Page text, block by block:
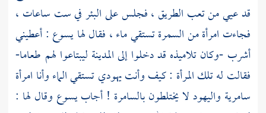
قد عيي من تعب الطريق ، فجلس على البئر في ست ساعات ،
فجاءت امرأة من السمرة تستقي ماء ، فقال لهايسوع : أعطيني
أشرب -وكان تلاميذه قد دخلوا إلى المدينة ليبتاعوا لهم طعاما-
فقالت له تلك المرأة : كيف وأنت يهودي تستقي الماء وأنا امرأة
سامرية واليهود لا يختلطون بالسامرة ! أجابيسوع وقال لها :